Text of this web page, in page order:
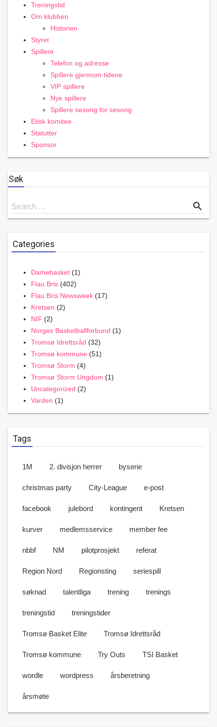
Treningstid
Om klubben
Historien
Styret
Spillere
Telefon og adresse
Spillere gjennom tidene
VIP spillere
Nye spillere
Spillere sesong for sesong
Etisk komitee
Statutter
Sponsor
Søk
Search
for
Search … search
Categories
Damebasket (1)
Flau Bris (402)
Flau Bris Newsweek (17)
Kretsen (2)
NIF (2)
Norges Basketballforbund (1)
Tromsø Idrettsråd (32)
Tromsø kommune (51)
Tromsø Storm (4)
Tromsø Storm Ungdom (1)
Uncategorized (2)
Varden (1)
Tags
1M 2. divisjon herrer byserie
christmas party City-League e-post
facebook julebord kontingent Kretsen
kurver medlemsservice member fee
nbbf NM pilotprosjekt referat
Region Nord Regionsting seriespill
søknad talentliga trening trenings
treningstid treningstider
Tromsø Basket Elite Tromsø Idrettsråd
Tromsø kommune Try Outs TSI Basket
wordle wordpress årsberetning
årsmøte